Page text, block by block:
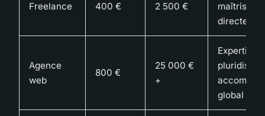
Freelance 400 € 2 500 €
maîtrisé,
directe
Agence
web
800 €
25 000 €
+
Expertise
global